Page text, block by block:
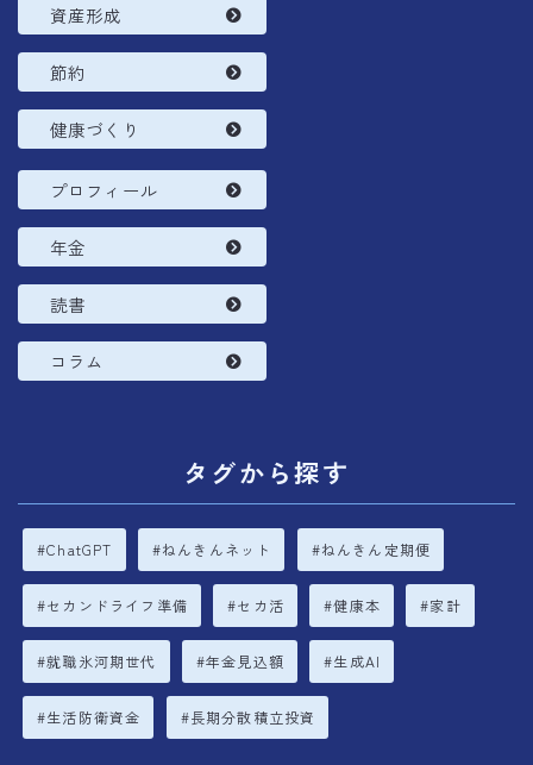
資産形成
節約
健康づくり
プロフィール
年金
読書
コラム
タグから探す
ChatGPT ねんきんネット ねんきん定期便
セカンドライフ準備 セカ活 健康本 家計
就職氷河期世代 年金見込額 生成AI
生活防衛資金 長期分散積立投資